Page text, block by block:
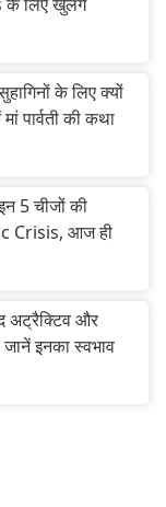
के लिए क्यों
पार्वती की कथा
5 चीजों की
Crisis, आज ही
अट्रैक्टिव और
जानें इनका स्वभाव